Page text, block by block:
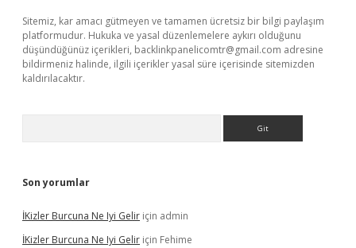
Sitemiz, kar amacı gütmeyen ve tamamen ücretsiz bir bilgi paylaşım
platformudur. Hukuka ve yasal düzenlemelere aykırı olduğunu
düşündüğünüz içerikleri, backlinkpanelicomtr@gmail.com adresine
bildirmeniz halinde, ilgili içerikler yasal süre içerisinde sitemizden
kaldırılacaktır.
Son yorumlar
İKizler Burcuna Ne Iyi Gelir için admin
İKizler Burcuna Ne Iyi Gelir için Fehime